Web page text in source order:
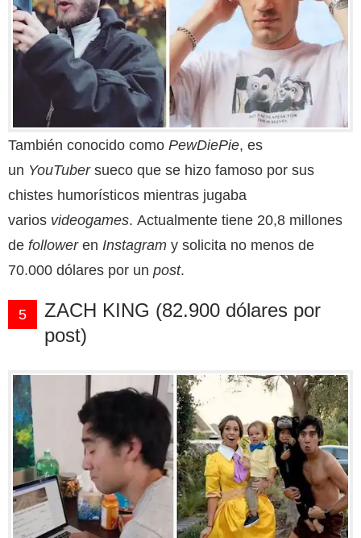
También conocido como PewDiePie, es
un YouTubersueco que se hizo famoso por sus
chistes humorísticos mientras jugaba
varios videogames. Actualmente tiene 20,8 millones
de followeren Instagram y solicita no menos de
70.000 dólares por un post.
5
ZACH KING (82.900 dólares por
post)